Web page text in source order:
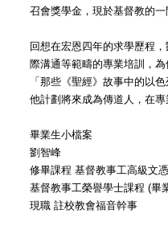
召會獎學金，現於基督教的
回想在宏恩四年的求學歷程
際溝通等範疇的專業培訓，
「那些《聖經》故事中的以
他計劃將來成為傳道人，在
畢業生小檔案
劉智峰
修畢課程 基督教事工高級文
基督教事工榮譽學士課程 (畢
現職 註校教會福音幹事